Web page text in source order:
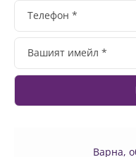
Варна,